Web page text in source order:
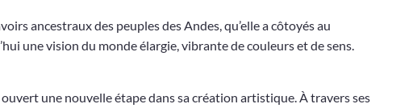
ancestraux des peuples des Andes, qu’elle a côtoyés au
une vision du monde élargie, vibrante de couleurs et de sens.
une nouvelle étape dans sa création artistique. À travers ses